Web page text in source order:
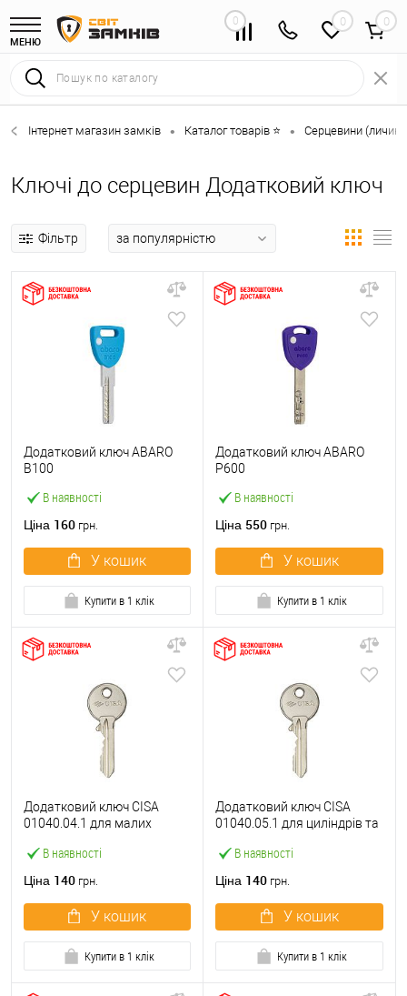
МЕНЮ
0 0
Інтернет магазин замків • Каталог товарів ⭐ • Серцевини
Ключі до серцевин Додатковий ключ
Фільтр
В наявності
Додатковий ключ ABARO
B100
Ціна 160 грн.
У кошик
Купити в 1 клік
В наявності
Додатковий ключ ABARO
P600
Ціна 550 грн.
У кошик
Купити в 1 клік
В наявності
Додатковий ключ CISA
01040.04.1 для малих
Ціна 140 грн.
У кошик
Купити в 1 клік
В наявності
Додатковий ключ CISA
01040.05.1 для циліндрів та
Ціна 140 грн.
У кошик
Купити в 1 клік